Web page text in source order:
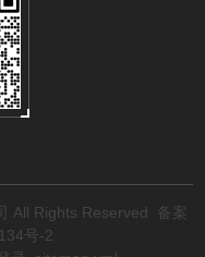
All Rights Reserved
备案
号-2